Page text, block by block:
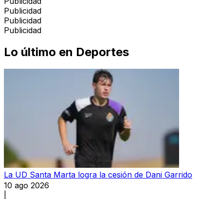
Publicidad
Publicidad
Publicidad
Lo último en Deportes
La UD Santa Marta logra la cesión de Dani Garrido
10 ago 2026